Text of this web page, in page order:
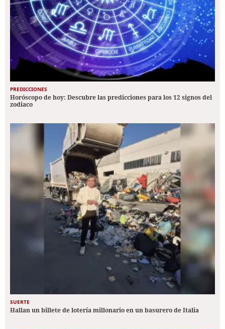
PREDICCIONES
Horóscopo de hoy: Descubre las predicciones para los 12 signos del
zodiaco
SUERTE
Hallan un billete de lotería millonario en un basurero de Italia